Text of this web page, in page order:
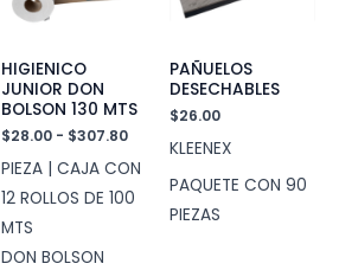
HIGIENICO
JUNIOR DON
BOLSON 130 MTS
$28.00 - $307.80Rango
precios:
desde
$28.00
PIEZA | CAJA CON
12 ROLLOS DE 100
MTS
DON BOLSON
PAÑUELOS
DESECHABLES
$26.00
KLEENEX
PAQUETE CON 90
PIEZAS